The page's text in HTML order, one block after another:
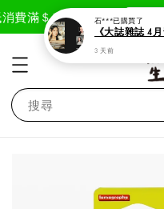
費滿＄1800免運費 現在去
搜尋
石***已購買了
3 天前